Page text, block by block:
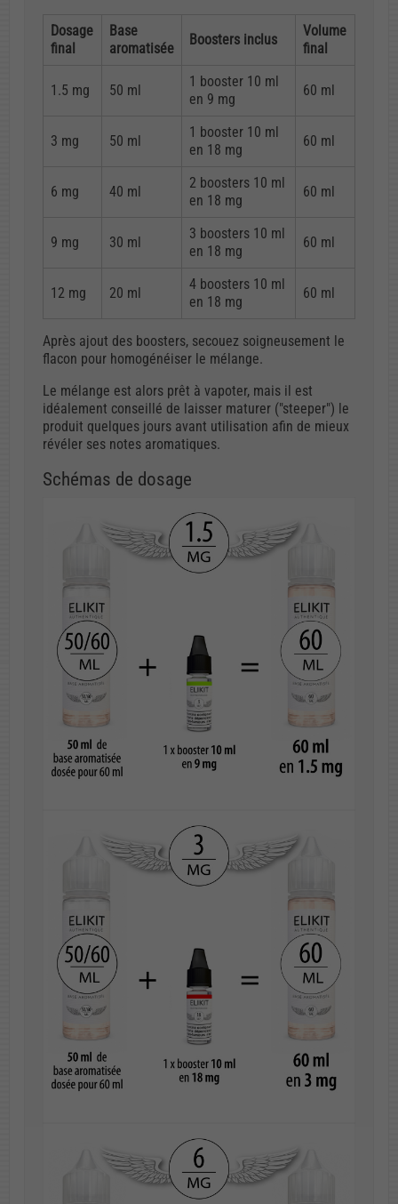
Dosage
final
Base
aromatisée
Boosters inclus
Volume
final
1.5 mg 50 ml
1 booster 10 ml
en 9 mg
60 ml
3 mg 50 ml
1 booster 10 ml
en 18 mg
60 ml
6 mg 40 ml
2 boosters 10 ml
en 18 mg
60 ml
9 mg 30 ml
3 boosters 10 ml
en 18 mg
60 ml
12 mg 20 ml
4 boosters 10 ml
en 18 mg
60 ml
Après ajout des boosters, secouez soigneusement le
flacon pour homogénéiser le mélange.
Le mélange est alors prêt à vapoter, mais il est
idéalement conseillé de laisser maturer ("steeper") le
produit quelques jours avant utilisation afin de mieux
révéler ses notes aromatiques.
Schémas de dosage